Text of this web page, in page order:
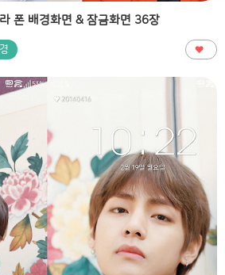
폰 배경화면 & 잠금화면 36장